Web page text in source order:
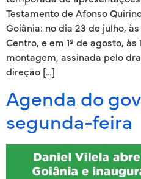
Testamento de Afonso
Goiânia: no dia 23 de julho, às
Centro, e em 1º de agosto, às
montagem, assinada pelo
direção […]
Agenda do
segunda-feira